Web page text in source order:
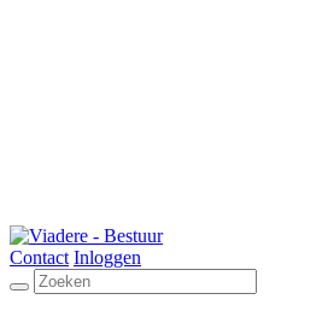
Contact Inloggen